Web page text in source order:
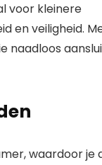
voor kleinere
en veiligheid.
naadloos
waardoor je